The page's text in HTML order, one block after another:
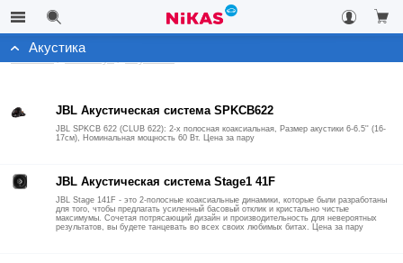
Каталог
Акустика
JBL Акустическая система SPKCB622
JBL SPKCB 622 (CLUB 622): 2-х полосная коаксиальная, Размер акустики 6-6.5'' (16-
17см), Номинальная мощность 60 Вт. Цена за пару
JBL Акустическая система Stage1 41F
JBL Stage 141F - это 2-полосные коаксиальные динамики, которые были разработаны
для того, чтобы предлагать усиленный басовый отклик и кристально чистые
максимумы. Сочетая потрясающий дизайн и производительность для невероятных
результатов, вы будете танцевать во всех своих любимых битах. Цена за пару